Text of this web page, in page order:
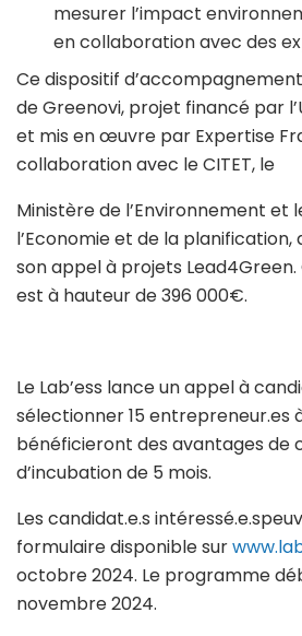
mesurer l’impact
en collaboration avec des
Ce dispositif
de Greenovi, projet financé par
et mis en œuvre par Expertise
collaboration avec le CITET, le
Ministère de l’Environnement et
l’Economie et de la planification,
son appel à projets
est à hauteur de 396 000€.
Le Lab’ess lance un appel à
sélectionner 15 entrepreneur.es
bénéficieront des avantages de
d’incubation de 5 mois.
Les candidat.e.s
formulaire disponible sur
octobre 2024. Le programme
novembre 2024.